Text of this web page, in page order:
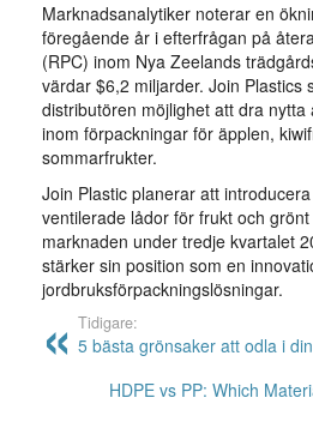
Marknadsanalytiker noterar en
föregående år i efterfrågan på
(RPC) inom Nya Zeelands
värdar $6,2 miljarder. Join Plastics
distributören möjlighet att dra
inom förpackningar för äpplen,
sommarfrukter.
Join Plastic planerar att
ventilerade lådor för frukt och
marknaden under tredje kvartalet
stärker sin position som en
jordbruksförpackningslösningar.
Tidigare:
5 bästa grönsaker att odla i
HDPE vs PP: Which